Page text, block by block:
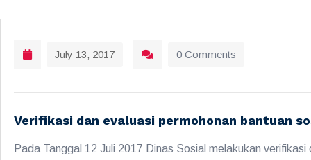
July 13, 2017 0 Comments
Verifikasi dan evaluasi permohonan bantuan
Pada Tanggal 12 Juli 2017 Dinas Sosial melakukan